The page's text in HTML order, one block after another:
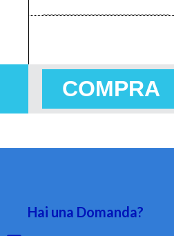
COMPRA
Hai una Domanda?